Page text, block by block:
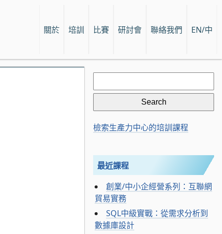
關於 培訓 比賽 研討會 聯絡我們 EN/中
Search
for:
檢索生產力中心的培訓課程
最近課程
創業/中小企經營系列：互聯網
貿易實務
SQL中級實戰：從需求分析到
數據庫設計